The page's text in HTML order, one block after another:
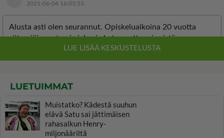
LUETUIMMAT
Muistatko? Kädestä suuhun
elävä Satu sai jättimäisen
rahasalkun Henry-
miljonääriltä